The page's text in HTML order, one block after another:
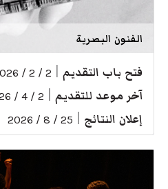
الفنون البصرية
فتح باب التقديم 2 / 2 / 2026
آخر موعد للتقديم 2 / 4 / 2026
إعلان النتائج 25 / 8 / 2026